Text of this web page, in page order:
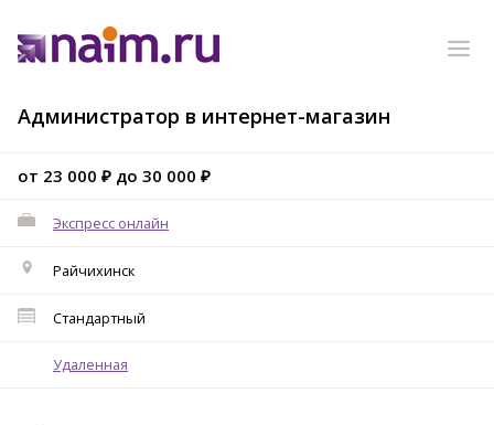
Администратор в интернет-магазин
от 23 000 ₽ до 30 000 ₽
Экспресс онлайн
Райчихинск
Стандартный
Удаленная